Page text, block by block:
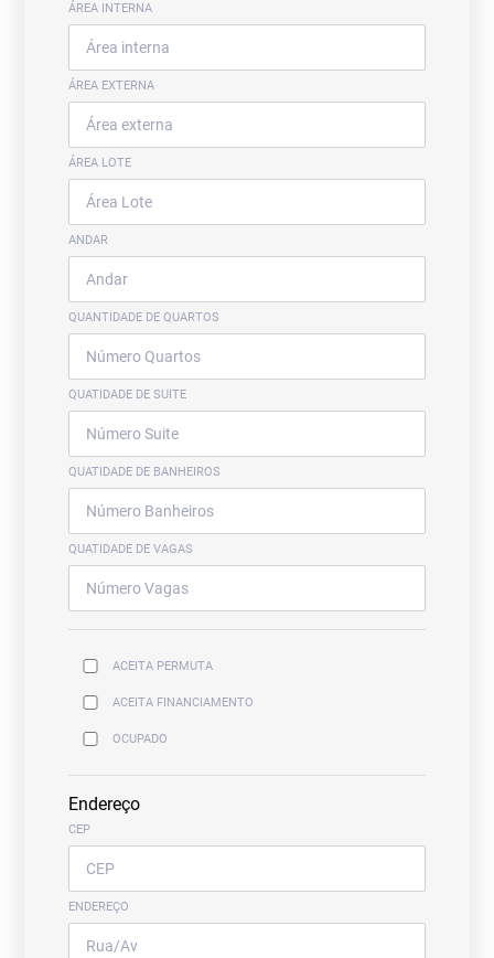
ÁREA INTERNA
ÁREA EXTERNA
ÁREA LOTE
ANDAR
QUANTIDADE DE QUARTOS
QUATIDADE DE SUITE
QUATIDADE DE BANHEIROS
QUATIDADE DE VAGAS
ACEITA PERMUTA
ACEITA FINANCIAMENTO
OCUPADO
Endereço
CEP
ENDEREÇO